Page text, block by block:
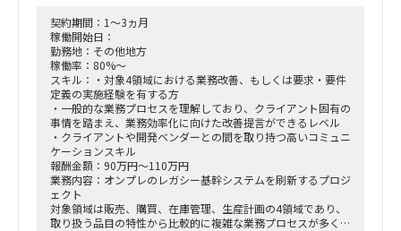
・内製支援チームとして参画し、Cisco Capabilityや役割を明
確化
・先行基盤検討を加速するための課題洗い出し
・費用算出に向けた課題をクリアにし、事業化検討を進める
■働き方：1週間に1回程度、お客様先（名古屋）への訪問あ
り
以外はリモート作業を想定
■稼働率：100％
契約期間：1～3ヵ月
稼働開始日：
勤務地：その他地方
稼働率：80%～
スキル：・対象4領域における業務改善、もしくは要求・要件
定義の実施経験を有する方
・一般的な業務プロセスを理解しており、クライアント固有の
事情を踏まえ、業務効率化に向けた改善提言ができるレベル
・クライアントや開発ベンダーとの間を取り持つ高いコミュニ
ケーションスキル
報酬金額：90万円～110万円
業務内容：オンプレのレガシー基幹システムを刷新するプロジ
ェクト
対象領域は販売、購買、在庫管理、生産計画の4領域であり、
取り扱う品目の特性から比較的に複雑な業務プロセスが多く、